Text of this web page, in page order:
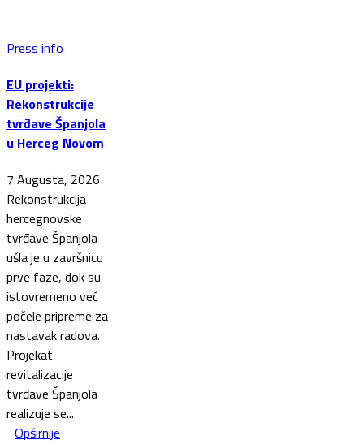
Press info
EU projekti:
Rekonstrukcije
tvrđave Španjola
u Herceg Novom
7 Augusta, 2026
Rekonstrukcija
hercegnovske
tvrđave Španjola
ušla je u završnicu
prve faze, dok su
istovremeno već
počele pripreme za
nastavak radova.
Projekat
revitalizacije
tvrđave Španjola
realizuje se...
Opširnije